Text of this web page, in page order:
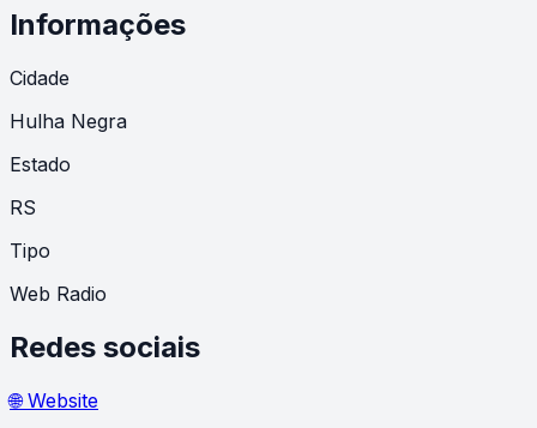
Informações
Cidade
Hulha Negra
Estado
RS
Tipo
Web Radio
Redes sociais
🌐 Website